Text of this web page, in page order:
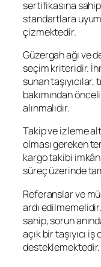
sertifikasına sahip
standartlara
çizmektedir.
Güzergah ağı ve
seçim kriteridir.
sunan
bakımından
alınmalıdır.
Takip ve izleme
olması gereken
kargo takibi
süreç üzerinde
Referanslar ve
ardı
sahip, sorun
açık bir taşıyıcı
desteklemektedir.